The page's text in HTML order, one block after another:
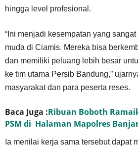
hingga level profesional.
“Ini menjadi kesempatan yang
muda di Ciamis. Mereka bisa
dan memiliki peluang lebih besar
ke tim utama Persib Bandung,”
masyarakat dan para peserta reses.
Baca Juga :Ribuan Boboth
PSM di Halaman Mapolres
Ia menilai kerja sama tersebut dapat